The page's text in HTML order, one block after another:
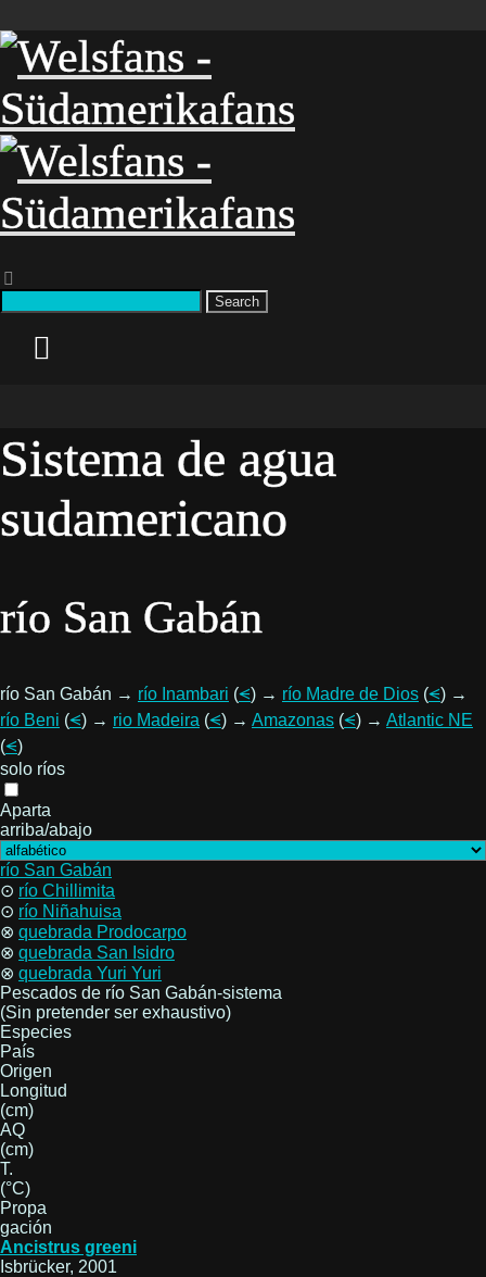
Search
Sistema de agua
sudamericano
río San Gabán
río San Gabán → río Inambari (⪪) → río Madre de Dios (⪪) →
río Beni (⪪) → rio Madeira (⪪) → Amazonas (⪪) → Atlantic NE
(⪪)
solo ríos
Aparta
arriba/abajo
río San Gabán
⊙ río Chillimita
⊙ río Niñahuisa
⊗ quebrada Prodocarpo
⊗ quebrada San Isidro
⊗ quebrada Yuri Yuri
Pescados de río San Gabán-sistema
(Sin pretender ser exhaustivo)
Especies
País
Origen
Longitud
(cm)
AQ
(cm)
T.
(°C)
Propa
gación
Ancistrus greeni
Isbrücker, 2001